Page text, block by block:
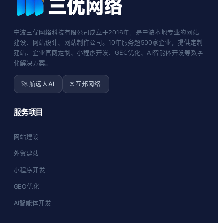
宁波三优网络科技有限公司成立于2016年，是宁波本地专业的网站
建设、网站设计、网站制作公司。10年服务超500家企业，提供定制
建站、企业官网定制、小程序开发、GEO优化、AI智能体开发等数字
化解决方案。
🚀 航远人AI 🌐 互邦网络
服务项目
网站建设
外贸建站
小程序开发
GEO优化
AI智能体开发